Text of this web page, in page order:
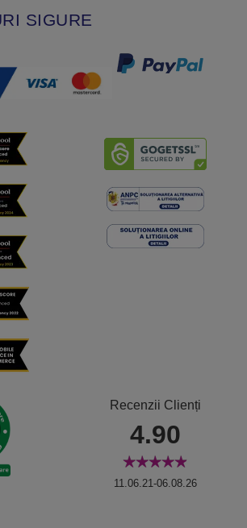
SIGURE
Recenzii Clienți
4.90
11.06.21-06.08.26